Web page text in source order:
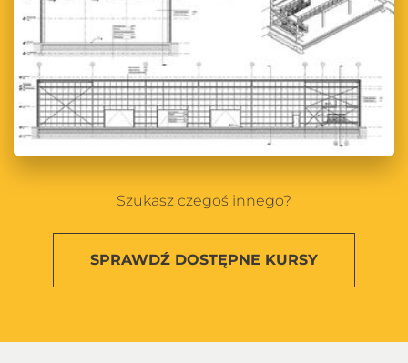
Szukasz czegoś innego?
SPRAWDŹ DOSTĘPNE KURSY